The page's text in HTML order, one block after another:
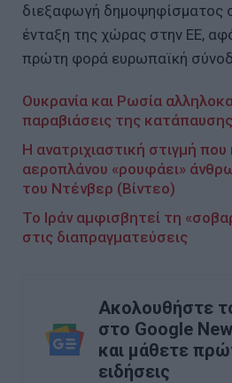
διεξαφωγή δημοψηφίσματος
ένταξη της χώρας στην ΕΕ,
πρώτη φορά ευρωπαϊκή
Ουκρανία και Ρωσία
παραβιάσεις της
Η ανατριχιαστική στιγμή
αεροπλάνου «ρουφάει»
του Ντένβερ (Βίντεο)
Το Ιράν αμφισβητεί τη
στις διαπραγματεύσεις
Ακολουθήστε
στο Google
και μάθετε
ειδήσεις